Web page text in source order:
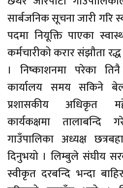
सार्बजनिक सूचना जारी गरि
पदमा नियूक्ति पाएका
कर्मचारीको करार संझौता
। निष्काशनमा परेका
कार्यालय समय सकिने
प्रशासकीय अधिकृत
कार्यकक्षमा तालाबन्दि
गाउँपालिका अध्यक्ष
दिनुभयो । लिम्बुले संघीय
स्वीकृत दरबन्दि भन्दा